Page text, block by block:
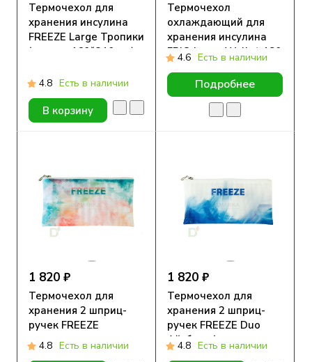
Термочехол для
хранения инсулина
FREEZE Large Тропики
(размер 160*210 мм)
4.8 Есть в наличии
В корзину
Термочехол
охлаждающий для
хранения инсулина
FRIO Large Wallet 180
х 140мм
4.6 Есть в наличии
Подробнее
1 820 ₽
Термочехол для
хранения 2 шприц-
ручек FREEZE
4.8 Есть в наличии
1 820 ₽
Термочехол для
хранения 2 шприц-
ручек FREEZE Duo
Айсберг ( размер
105*190 мм)
4.8 Есть в наличии